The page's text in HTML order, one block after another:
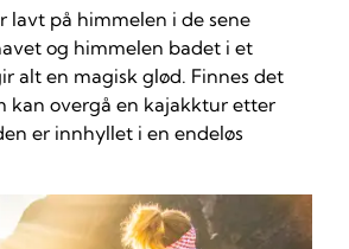
lavt på himmelen i de sene
og himmelen badet i et
alt en magisk glød. Finnes det
kan overgå en kajakktur etter
er innhyllet i en endeløs